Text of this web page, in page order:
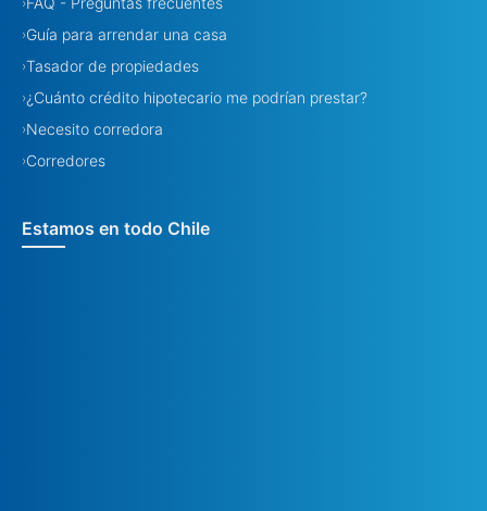
›Guía para arrendar una casa
›Tasador de propiedades
›¿Cuánto crédito hipotecario me podrían prestar?
›Necesito corredora
›Corredores
Estamos en todo Chile